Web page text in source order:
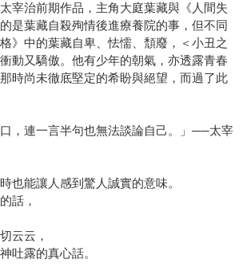
治前期作品，主角大庭葉藏與《人間失
是葉藏自殺殉情後進療養院的事，但不同
》中的葉藏自卑、怯懦、頹廢，＜小丑之
動又驕傲。他有少年的朝氣，亦透露青春
時尚未徹底堅定的希盼與絕望，而過了此
口，連一言半句也無法談論自己。」──太宰
也能讓人感到驚人誠實的意味。
話，
云云，
吐露的真心話。